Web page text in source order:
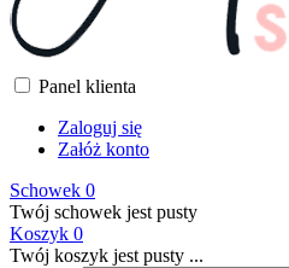
Panel klienta
Zaloguj się
Załóż konto
Schowek 0
Twój schowek jest pusty
Koszyk 0
Twój koszyk jest pusty ...